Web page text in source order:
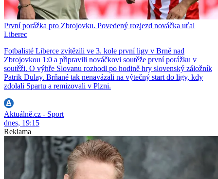
První porážka pro Zbrojovku. Povedený rozjezd nováčka uťal
Liberec
Fotbalisté Liberce zvítězili ve 3. kole první ligy v Brně nad
Zbrojovkou 1:0 a připravili nováčkovi soutěže první porážku v
soutěži. O výhře Slovanu rozhodl po hodině hry slovenský záložník
Patrik Dulay. Brňané tak nenavázali na výtečný start do ligy, kdy
zdolali Spartu a remizovali v Plzni.
Aktuálně.cz - Sport
dnes, 19:15
Reklama